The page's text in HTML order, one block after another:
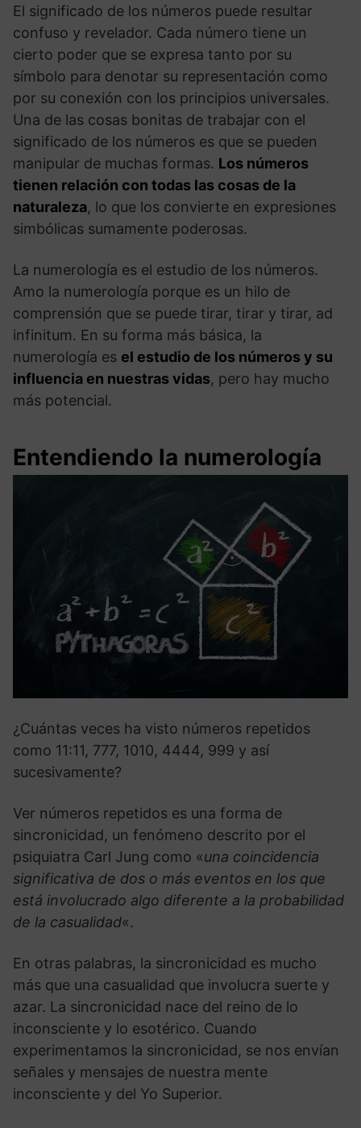
El significado de los números puede resultar
confuso y revelador. Cada número tiene un
cierto poder que se expresa tanto por su
símbolo para denotar su representación como
por su conexión con los principios universales.
Una de las cosas bonitas de trabajar con el
significado de los números es que se pueden
manipular de muchas formas. Los números
tienen relación con todas las cosas de la
naturaleza, lo que los convierte en expresiones
simbólicas sumamente poderosas.
La numerología es el estudio de los números.
Amo la numerología porque es un hilo de
comprensión que se puede tirar, tirar y tirar, ad
infinitum. En su forma más básica, la
numerología es el estudio de los números y su
influencia en nuestras vidas, pero hay mucho
más potencial.
Entendiendo la numerología
¿Cuántas veces ha visto números repetidos
como 11:11, 777, 1010, 4444, 999 y así
sucesivamente?
Ver números repetidos es una forma de
sincronicidad, un fenómeno descrito por el
psiquiatra Carl Jung como «una coincidencia
significativa de dos o más eventos en los que
está involucrado algo diferente a la probabilidad
de la casualidad«.
En otras palabras, la sincronicidad es mucho
más que una casualidad que involucra suerte y
azar. La sincronicidad nace del reino de lo
inconsciente y lo esotérico. Cuando
experimentamos la sincronicidad, se nos envían
señales y mensajes de nuestra mente
inconsciente y del Yo Superior.